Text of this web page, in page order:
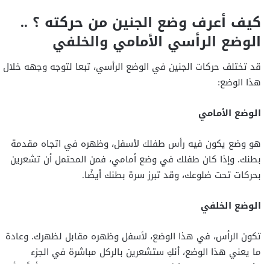
كيف أعرف وضع الجنين من حركته ؟ ..
الوضع الرأسي الأمامي والخلفي
قد تختلف حركات الجنين في الوضع الرأسي، تبعا لتوجه وجهه خلال
هذا الوضع:
الوضع الأمامي
هو وضع يكون فيه رأس طفلك لأسفل، وظهره في اتجاه مقدمة
بطنك. وإذا كان طفلك في وضع أمامي، فمن المحتمل أن تشعرين
بحركات تحت ضلوعك، وقد تبرز سرة بطنك أيضًا.
الوضع الخلفي
تكون الرأس، في هذا الوضع، لأسفل وظهره مقابل لظهرك. وعادة
ما يعني هذا الوضع، أنكِ ستشعرين بالركل مباشرة في الجزء